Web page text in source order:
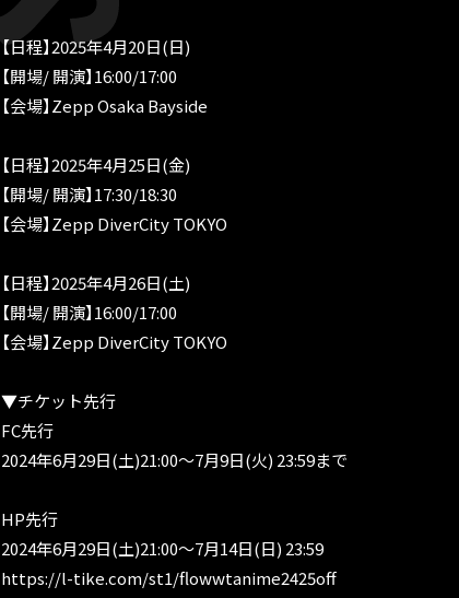
【日程】2025年4月20日(日)
【開場/ 開演】16:00/17:00
【会場】Zepp Osaka Bayside
【日程】2025年4月25日(金)
【開場/ 開演】17:30/18:30
【会場】Zepp DiverCity TOKYO
【日程】2025年4月26日(土)
【開場/ 開演】16:00/17:00
【会場】Zepp DiverCity TOKYO
▼チケット先行
FC先行
2024年6月29日(土)21:00～7月9日(火) 23:59まで
HP先行
2024年6月29日(土)21:00～7月14日(日) 23:59
https://l-tike.com/st1/flowwtanime2425off